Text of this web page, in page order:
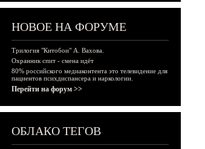
НОВОЕ НА ФОРУМЕ
Трилогия "Китобои" А. Вахова.
Охранник спит - смена идёт
80% российского медиаконтента это телевидение для
пациентов психдиспансера и наркологии.
Перейти на форум >>
ОБЛАКО ТЕГОВ